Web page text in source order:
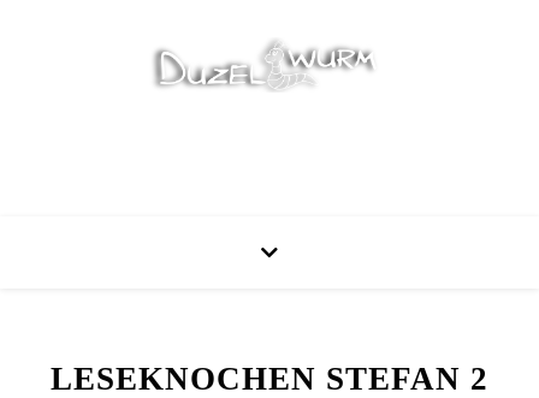
LESEKNOCHEN STEFAN 2